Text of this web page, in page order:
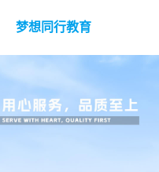
梦想同行教育